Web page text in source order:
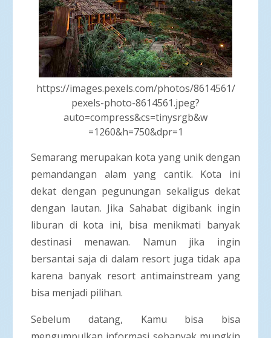
https://images.pexels.com/photos/8614561/
pexels-photo-8614561.jpeg?
auto=compress&cs=tinysrgb&w
=1260&h=750&dpr=1
Semarang merupakan kota yang unik dengan
pemandangan alam yang cantik. Kota ini
dekat dengan pegunungan sekaligus dekat
dengan lautan. Jika Sahabat digibank ingin
liburan di kota ini, bisa menikmati banyak
destinasi menawan. Namun jika ingin
bersantai saja di dalam resort juga tidak apa
karena banyak resort antimainstream yang
bisa menjadi pilihan.
Sebelum datang, Kamu bisa bisa